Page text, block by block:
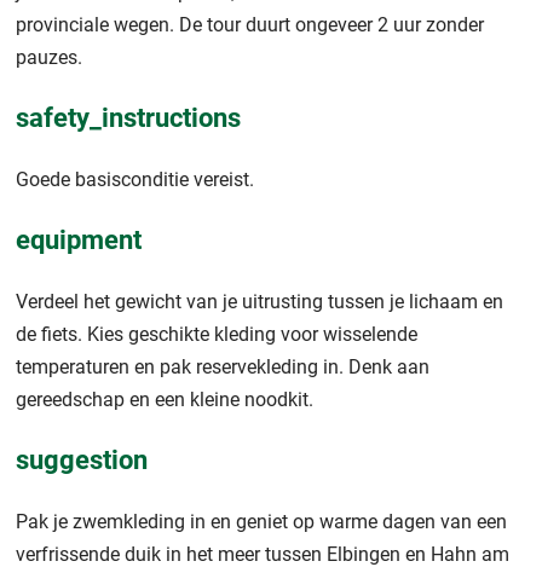
provinciale wegen. De tour duurt ongeveer 2 uur zonder
pauzes.
safety_instructions
Goede basisconditie vereist.
equipment
Verdeel het gewicht van je uitrusting tussen je lichaam en
de fiets. Kies geschikte kleding voor wisselende
temperaturen en pak reservekleding in. Denk aan
gereedschap en een kleine noodkit.
suggestion
Pak je zwemkleding in en geniet op warme dagen van een
verfrissende duik in het meer tussen Elbingen en Hahn am